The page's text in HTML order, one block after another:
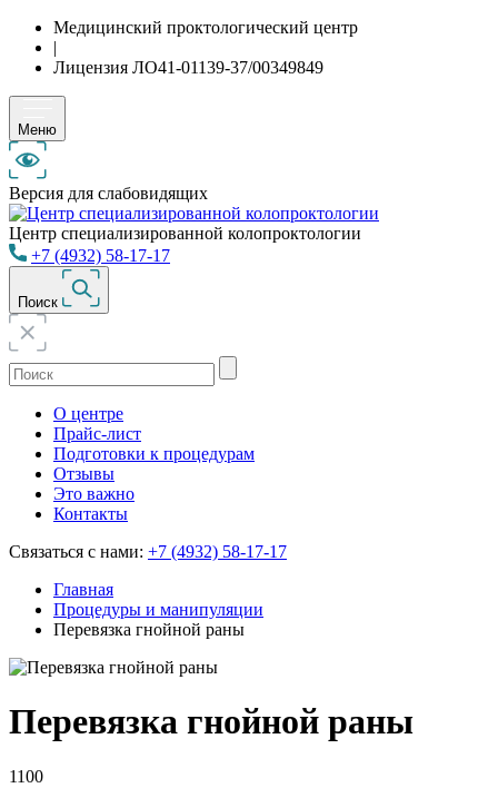
Медицинский проктологический центр
|
Лицензия ЛО41-01139-37/00349849
Меню
Версия для слабовидящих
Центр специализированной колопроктологии
+7 (4932) 58-17-17
Поиск
О центре
Прайс-лист
Подготовки к процедурам
Отзывы
Это важно
Контакты
Связаться с нами: +7 (4932) 58-17-17
Главная
Процедуры и манипуляции
Перевязка гнойной раны
Перевязка гнойной раны
1100